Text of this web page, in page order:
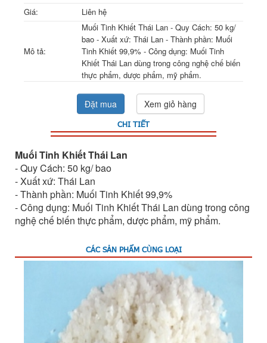
Giá: Liên hệ
Mô tả:
Muối Tinh Khiết Thái Lan - Quy Cách: 50 kg/
bao - Xuất xứ: Thái Lan - Thành phần: Muối
Tinh Khiết 99,9% - Công dụng: Muối Tinh
Khiết Thái Lan dùng trong công nghệ chế biến
thực phẩm, dược phẩm, mỹ phẩm.
Đặt mua Xem giỏ hàng
CHI TIẾT
Muối Tinh Khiết Thái Lan
- Quy Cách: 50 kg/ bao
- Xuất xứ: Thái Lan
- Thành phần: Muối Tinh Khiết 99,9%
- Công dụng: Muối Tinh Khiết Thái Lan dùng trong công
nghệ chế biến thực phẩm, dược phẩm, mỹ phẩm.
CÁC SẢN PHẨM CÙNG LOẠI